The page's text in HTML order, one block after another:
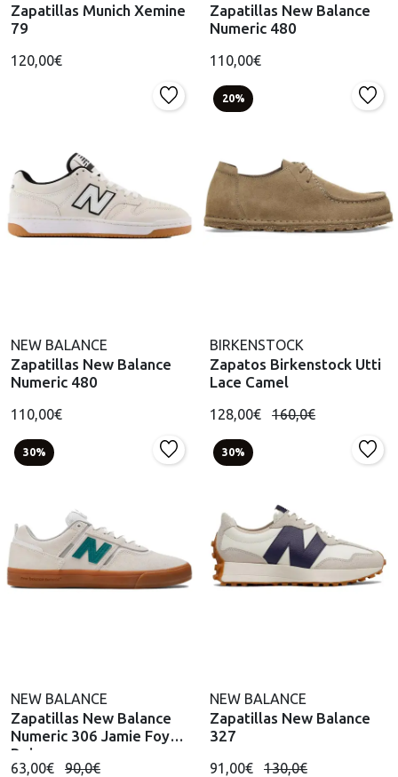
Zapatillas Munich Xemine
79
120,00€
Zapatillas New Balance
Numeric 480
110,00€
NEW BALANCE
Zapatillas New Balance
Numeric 480
110,00€
20%
BIRKENSTOCK
Zapatos Birkenstock Utti
Lace Camel
128,00€ 160,0€
30%
NEW BALANCE
Zapatillas New Balance
Numeric 306 Jamie Foy
Beis
63,00€ 90,0€
30%
NEW BALANCE
Zapatillas New Balance
327
91,00€ 130,0€